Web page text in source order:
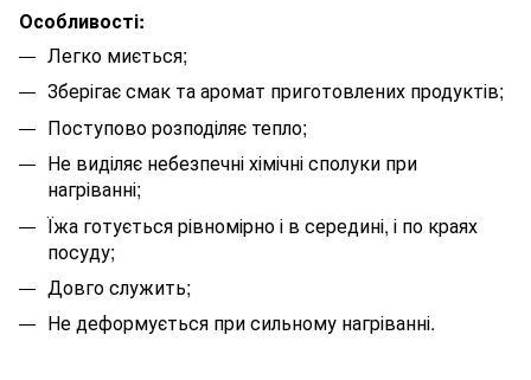
Особливості:
Легко миється;
Зберігає смак та аромат приготовлених продуктів;
Поступово розподіляє тепло;
Не виділяє небезпечні хімічні сполуки при
нагріванні;
Їжа готується рівномірно і в середині, і по краях
посуду;
Довго служить;
Не деформується при сильному нагріванні.